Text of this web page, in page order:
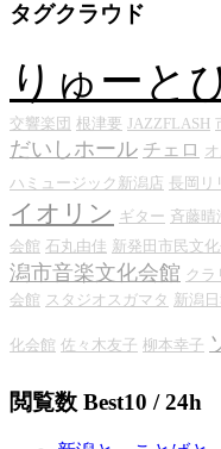
タグクラウド
りゅーと
交響楽団 根津要 JAZZFLASH
だいしホール チェロ
ハミュージック新潟店 長岡リ
イオリン ギター 斉藤晴
会館 石丸由佳 新発田市民文
潟市音楽文化会館 クラ
会館 スタジオスガマタ 新潟
化会館 佐々木友子 柳本幸子
閲覧数 Best10 / 24h